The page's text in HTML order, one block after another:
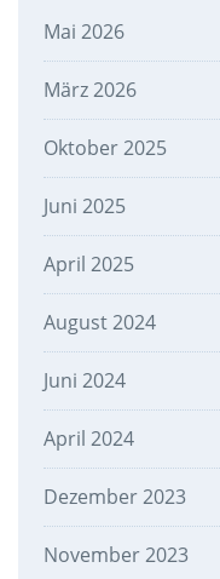
Mai 2026
März 2026
Oktober 2025
Juni 2025
April 2025
August 2024
Juni 2024
April 2024
Dezember 2023
November 2023